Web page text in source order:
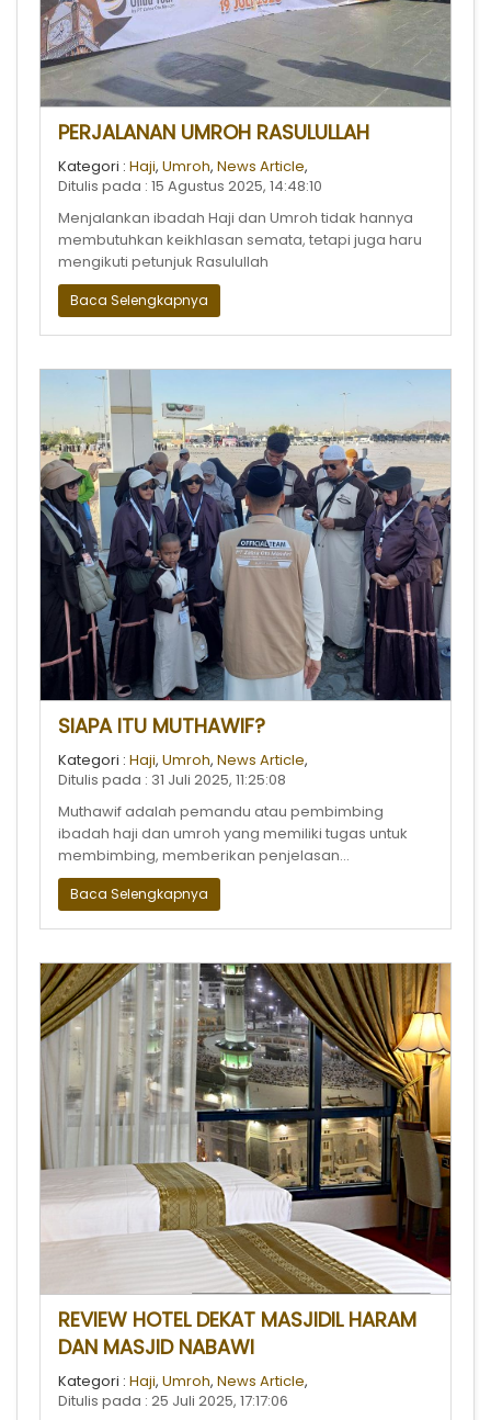
PERJALANAN UMROH RASULULLAH
Kategori : Haji, Umroh, News Article,
Ditulis pada : 15 Agustus 2025, 14:48:10
Menjalankan ibadah Haji dan Umroh tidak hannya
membutuhkan keikhlasan semata, tetapi juga haru
mengikuti petunjuk Rasulullah
Baca Selengkapnya
SIAPA ITU MUTHAWIF?
Kategori : Haji, Umroh, News Article,
Ditulis pada : 31 Juli 2025, 11:25:08
Muthawif adalah pemandu atau pembimbing
ibadah haji dan umroh yang memiliki tugas untuk
membimbing, memberikan penjelasan...
Baca Selengkapnya
REVIEW HOTEL DEKAT MASJIDIL HARAM
DAN MASJID NABAWI
Kategori : Haji, Umroh, News Article,
Ditulis pada : 25 Juli 2025, 17:17:06